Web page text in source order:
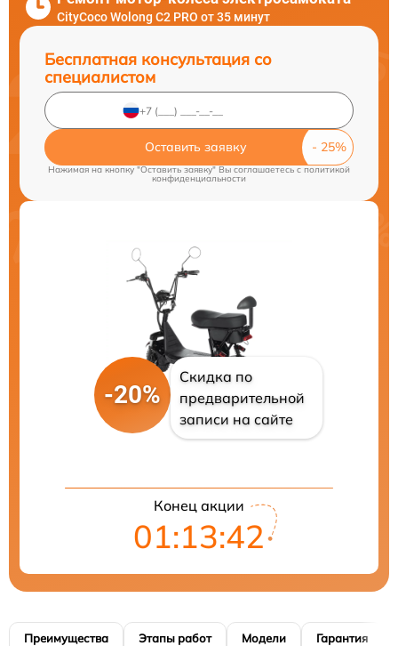
CityCoco Wolong C2 PRO от 35 минут
Бесплатная консультация со
специалистом
Оставить заявку
Нажимая на кнопку "Оставить заявку" Вы соглашаетесь cполитикой
конфиденциальности
-20%
Скидка по
предварительной
записи на сайте
Конец акции
01:13:40
Преимущества Этапы работ Модели Гарантия